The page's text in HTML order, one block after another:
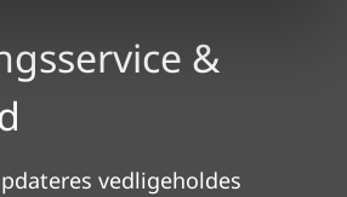
&
vedligeholdes